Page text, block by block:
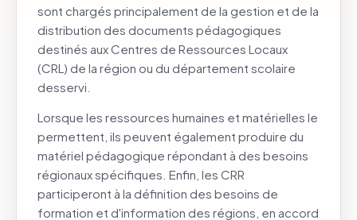
sont chargés principalement de la gestion et de la
distribution des documents pédagogiques
destinés aux Centres de Ressources Locaux
(CRL) de la région ou du département scolaire
desservi.
Lorsque les ressources humaines et matérielles le
permettent, ils peuvent également produire du
matériel pédagogique répondant à des besoins
régionaux spécifiques. Enfin, les CRR
participeront à la définition des besoins de
formation et d'information des régions, en accord